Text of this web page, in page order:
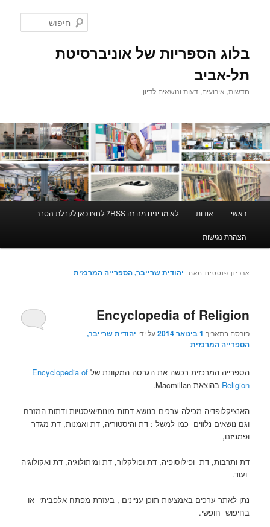
בלוג הספריות של אוניברסיטת
תל-אביב
חדשות, אירועים, דעות ונושאים לדיון
ראשי אודות לא מבינים מה זה RSS? לחצו כאן לקבלת הסבר
הצהרת נגישות
ארכיון פוסטים מאת: יהודית שרייבר, הספרייה המרכזית
Encyclopedia of Religion
פורסם בתאריך 1 בינואר 2014 על ידי יהודית שרייבר,
הספרייה המרכזית
הספרייה
המרכזית
את
הגירסה
המקוונת
Encyclopedia
of
בהוצאת
Macmillan
נתן
לאתר
לפי
תוכן
עניינים
מפתח
אלפביתי
בחיפוש
חופשי.
הערכים
חתומים,
כל
ערך
יש
לערכים
נוספים,
לעיון
נוסף
אפשר
להאזין
להוריד
אותם
ל
להדפיס
לשלוח
אלקטרוני
לשמור
הערה
:הגרסה
המורחבת
והמעודכנת
מחליפה
התקליטור
מהד'
שהיה
נגיש
האנציקלופדיה
נגישה
הבית
וממערכת
החיפוש
הספרייה המרכזית רכשה את הגרסה המקוונת שלEncyclopedia of
Religion בהוצאת Macmillan.
האנציקלופדיה מכילה ערכים בנושא דתות מונותיאיסטיות ודתות המזרח
וגם נושאים נלווים כמו למשל : דת והיסטוריה, דת ואמנות, דת מגדר
ופמניזם,
דת ותרבות, דת ופילוסופיה, דת ופולקלור, דת ומיתולוגיה, דת ואקולוגיה
ועוד.
נתן לאתר ערכים באמצעות תוכן עניינים , בעזרת מפתח אלפביתי או
בחיפוש חופשי.